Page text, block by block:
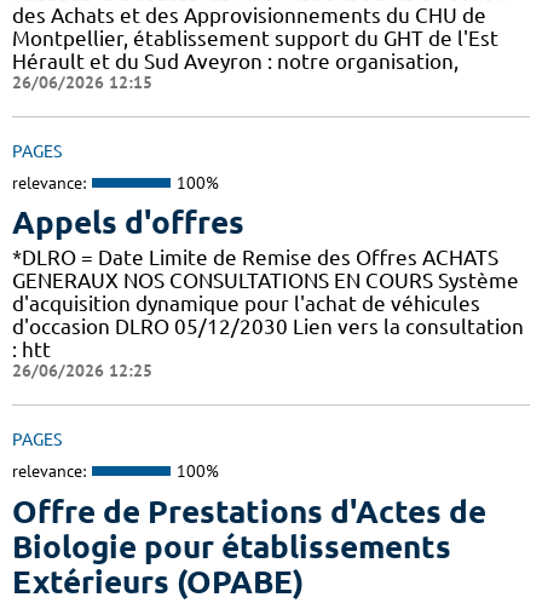
des Achats et des Approvisionnements du CHU de
Montpellier, établissement support du GHT de l'Est
Hérault et du Sud Aveyron : notre organisation,
26/06/2026 12:15
PAGES
relevance: 100%
Appels d'offres
*DLRO = Date Limite de Remise des Offres ACHATS
GENERAUX NOS CONSULTATIONS EN COURS Système
d'acquisition dynamique pour l'achat de véhicules
d'occasion DLRO 05/12/2030 Lien vers la consultation
: htt
26/06/2026 12:25
PAGES
relevance: 100%
Offre de Prestations d'Actes de
Biologie pour établissements
Extérieurs (OPABE)